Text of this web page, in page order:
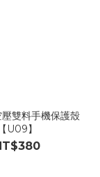
雙料手機保護殼
【U09】